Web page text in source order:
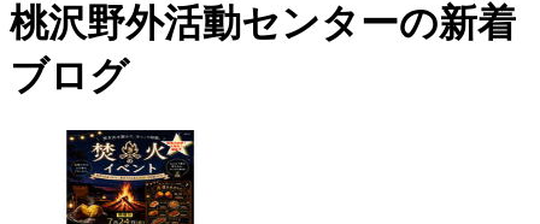
桃沢野外活動センターの新着
ブログ